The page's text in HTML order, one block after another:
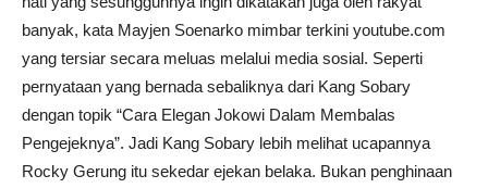
banyak, kata Mayjen Soenarko mimbar terkini youtube.com
yang tersiar secara meluas melalui media sosial. Seperti
pernyataan yang bernada sebaliknya dari Kang Sobary
dengan topik “Cara Elegan Jokowi Dalam Membalas
Pengejeknya”. Jadi Kang Sobary lebih melihat ucapannya
Rocky Gerung itu sekedar ejekan belaka. Bukan penghinaan